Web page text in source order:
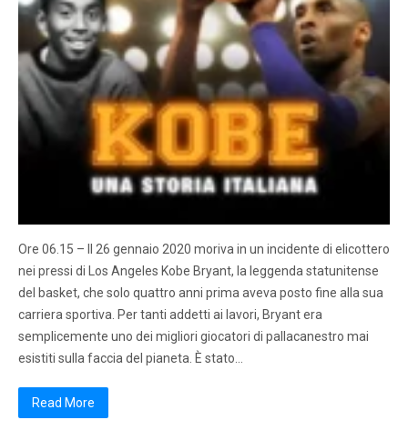
Ore 06.15 – Il 26 gennaio 2020 moriva in un incidente di elicottero
nei pressi di Los Angeles Kobe Bryant, la leggenda statunitense
del basket, che solo quattro anni prima aveva posto fine alla sua
carriera sportiva. Per tanti addetti ai lavori, Bryant era
semplicemente uno dei migliori giocatori di pallacanestro mai
esistiti sulla faccia del pianeta. È stato…
Read More